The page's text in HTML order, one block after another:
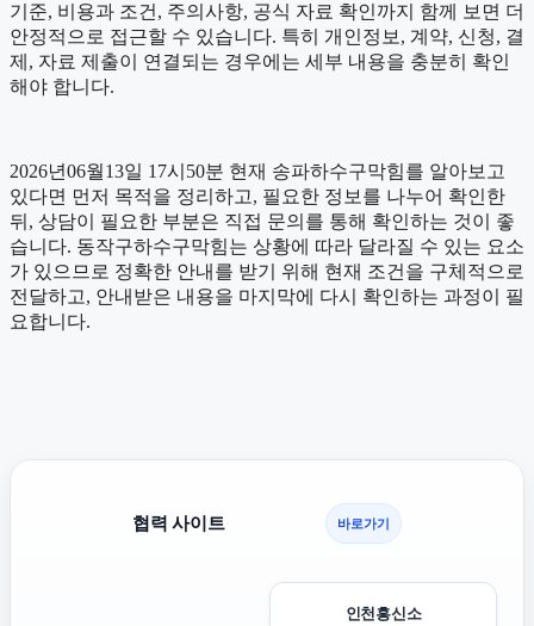
기준, 비용과 조건, 주의사항, 공식 자료 확인까지 함께 보면 더
안정적으로 접근할 수 있습니다. 특히 개인정보, 계약, 신청, 결
제, 자료 제출이 연결되는 경우에는 세부 내용을 충분히 확인
해야 합니다.
2026년06월13일 17시50분 현재 송파하수구막힘를 알아보고
있다면 먼저 목적을 정리하고, 필요한 정보를 나누어 확인한
뒤, 상담이 필요한 부분은 직접 문의를 통해 확인하는 것이 좋
습니다. 동작구하수구막힘는 상황에 따라 달라질 수 있는 요소
가 있으므로 정확한 안내를 받기 위해 현재 조건을 구체적으로
전달하고, 안내받은 내용을 마지막에 다시 확인하는 과정이 필
요합니다.
협력 사이트 바로가기
인천흥신소